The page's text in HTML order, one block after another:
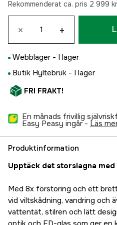
Rekommenderat ca. pris 2 999 kr
× +
Webblager - I lager
Butik Hyltebruk - I lager
FRI FRAKT!
En månads frivillig
Easy Peasy ingår - läs
Produktinformation
Upptäck det storslagna med
Med 8x förstoring och ett
vid viltskådning, vandring och
vattentät, stilren och lätt